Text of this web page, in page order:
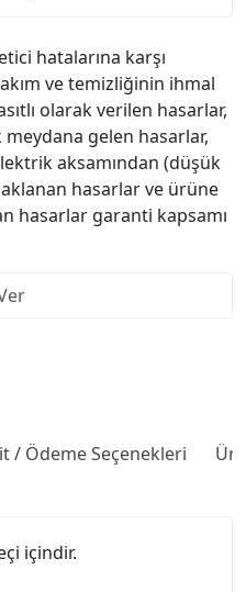
hatalarına karşı
ve temizliğinin ihmal
olarak verilen hasarlar,
meydana gelen hasarlar,
aksamından (düşük
hasarlar ve ürüne
hasarlar garanti kapsamı
/ Ödeme Seçenekleri
içindir.